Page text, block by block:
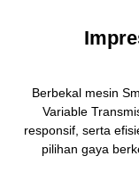
Berbekal mesin
Variable
responsif, serta
pilihan gaya